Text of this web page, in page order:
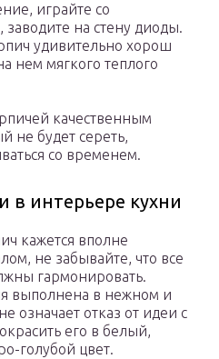
играйте со
на стену диоды.
удивительно хорош
нем мягкого теплого
качественным
не будет сереть,
со временем.
в интерьере кухни
кажется вполне
не забывайте, что все
гармонировать.
выполнена в нежном и
означает отказ от идеи с
его в белый,
голубой цвет.